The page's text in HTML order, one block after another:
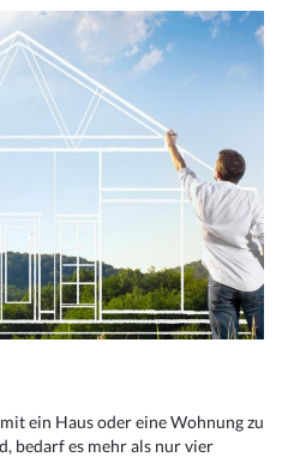
ein Haus oder eine Wohnung zu
bedarf es mehr als nur vier